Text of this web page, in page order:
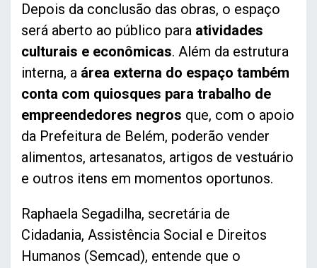
Depois da conclusão das obras, o espaço
será aberto ao público para atividades
culturais e econômicas. Além da estrutura
interna, a área externa do espaço também
conta com quiosques para trabalho de
empreendedores negros que, com o apoio
da Prefeitura de Belém, poderão vender
alimentos, artesanatos, artigos de vestuário
e outros itens em momentos oportunos.
Raphaela Segadilha, secretária de
Cidadania, Assistência Social e Direitos
Humanos (Semcad), entende que o